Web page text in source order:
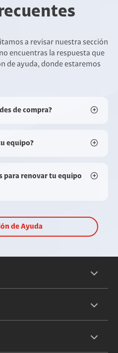
a revisar nuestra sección
encuentras la respuesta que
de ayuda, donde estaremos
de compra?
equipo?
para renovar tu equipo
de Ayuda